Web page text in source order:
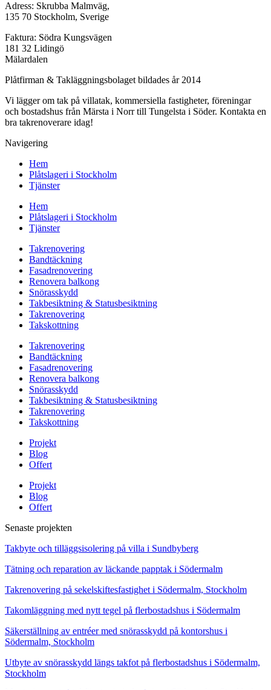
Adress: Skrubba Malmväg,
135 70 Stockholm, Sverige
Faktura: Södra Kungsvägen
181 32 Lidingö
Mälardalen
Plåtfirman & Takläggningsbolaget bildades år 2014
Vi lägger om tak på villatak, kommersiella fastigheter, föreningar
och bostadshus från Märsta i Norr till Tungelsta i Söder. Kontakta en
bra takrenoverare idag!
Navigering
Hem
Plåtslageri i Stockholm
Tjänster
Hem
Plåtslageri i Stockholm
Tjänster
Takrenovering
Bandtäckning
Fasadrenovering
Renovera balkong
Snörasskydd
Takbesiktning & Statusbesiktning
Takrenovering
Takskottning
Takrenovering
Bandtäckning
Fasadrenovering
Renovera balkong
Snörasskydd
Takbesiktning & Statusbesiktning
Takrenovering
Takskottning
Projekt
Blog
Offert
Projekt
Blog
Offert
Senaste projekten
Takbyte och tilläggsisolering på villa i Sundbyberg
Tätning och reparation av läckande papptak i Södermalm
Takrenovering på sekelskiftesfastighet i Södermalm, Stockholm
Takomläggning med nytt tegel på flerbostadshus i Södermalm
Säkerställning av entréer med snörasskydd på kontorshus i
Södermalm, Stockholm
Utbyte av snörasskydd längs takfot på flerbostadshus i Södermalm,
Stockholm